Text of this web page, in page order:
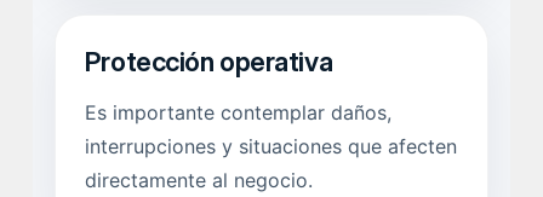
Protección operativa
Es importante contemplar daños,
interrupciones y situaciones que afecten
directamente al negocio.